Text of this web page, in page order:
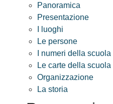
Panoramica
Presentazione
I luoghi
Le persone
I numeri della scuola
Le carte della scuola
Organizzazione
La storia